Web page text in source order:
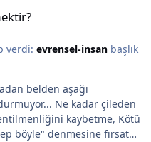
verdi: evrensel-insanbaşlık
kadar çileden
kaybetme, Kötü
böyle" denmesine fırsat